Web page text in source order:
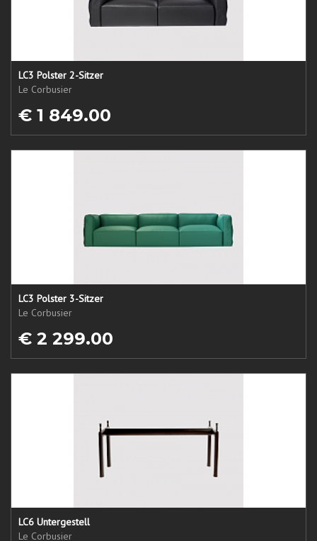
LC3 Polster 2-Sitzer
Le Corbusier
€ 1 849.00
LC3 Polster 3-Sitzer
Le Corbusier
€ 2 299.00
LC6 Untergestell
Le Corbusier